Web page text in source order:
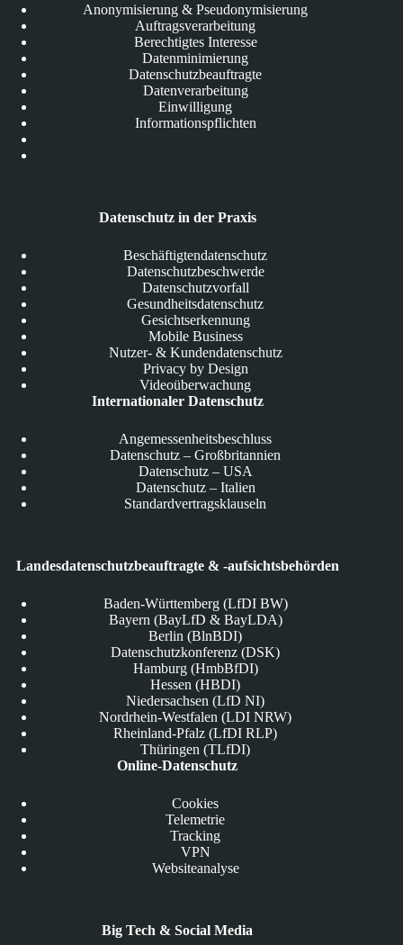
Anonymisierung & Pseudonymisierung
Auftragsverarbeitung
Berechtigtes Interesse
Datenminimierung
Datenschutzbeauftragte
Datenverarbeitung
Einwilligung
Informationspflichten
Datenschutz in der Praxis
Beschäftigtendatenschutz
Datenschutzbeschwerde
Datenschutzvorfall
Gesundheitsdatenschutz
Gesichtserkennung
Mobile Business
Nutzer- & Kundendatenschutz
Privacy by Design
Videoüberwachung
Internationaler Datenschutz
Angemessenheitsbeschluss
Datenschutz – Großbritannien
Datenschutz – USA
Datenschutz – Italien
Standardvertragsklauseln
Landesdatenschutzbeauftragte & -aufsichtsbehörden
Baden-Württemberg (LfDI BW)
Bayern (BayLfD & BayLDA)
Berlin (BlnBDI)
Datenschutzkonferenz (DSK)
Hamburg (HmbBfDI)
Hessen (HBDI)
Niedersachsen (LfD NI)
Nordrhein-Westfalen (LDI NRW)
Rheinland-Pfalz (LfDI RLP)
Thüringen (TLfDI)
Online-Datenschutz
Cookies
Telemetrie
Tracking
VPN
Websiteanalyse
Big Tech & Social Media